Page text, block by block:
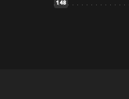
148